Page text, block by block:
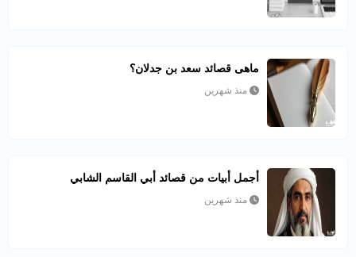
ماهى قصائد سعد بن جدلان؟
منذ شهرين
أجمل أبيات من قصائد أبي القاسم الشابي
منذ شهرين